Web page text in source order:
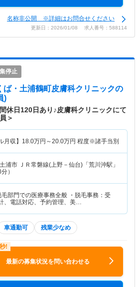
名称非公開 ※詳細はお問合せください
更新日：2026/01/08 求人番号：588114
停止
ば・土浦鶴町皮膚科クリニックの
)
休日120日あり♪皮膚科クリニックにて
＞
月収】 18.0万円～20.0万円 程度※諸手当別
浦市 ＪＲ常磐線(上野－仙台)「荒川沖駅」
）
部門での医療事務全般 ・脱毛事務：受
、電話対応、予約管理、美…
車通勤可 残業少なめ
最新の募集状況を問い合わせる